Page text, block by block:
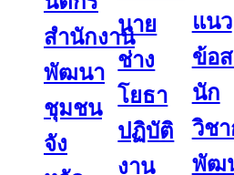
สำนักงาน
พัฒนา
ชุมชน
จัง
นาย
ช่าง
โยธา
ปฏิบัติ
งาน
แนว
ข้อ
นัก
วิช
พัฒ